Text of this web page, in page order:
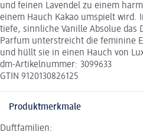
und feinen Lavendel zu einem
einem Hauch Kakao umspielt wird.
tiefe, sinnliche Vanille Absolue das
Parfum unterstreicht die feminine
und hüllt sie in einen Hauch von
dm-Artikelnummer: 3099633
GTIN 9120130826125
Produktmerkmale
Duftfamilien: